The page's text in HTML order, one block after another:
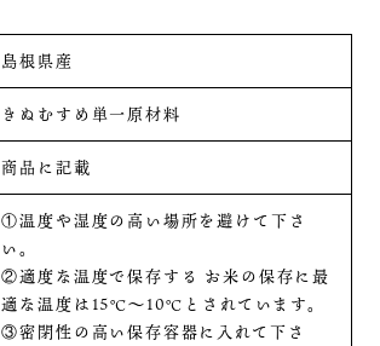
島根県産
きぬむすめ単一原材料
商品に記載
①温度や湿度の高い場所を避けて下さ
い。
②適度な温度で保存する お米の保存に最
適な温度は15℃～10℃とされています。
③密閉性の高い保存容器に入れて下さ